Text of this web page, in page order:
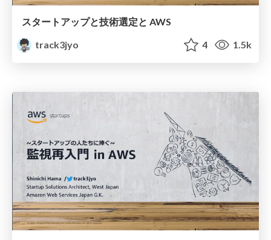
スタートアップと技術選定と AWS
track3jyo
4 1.5k